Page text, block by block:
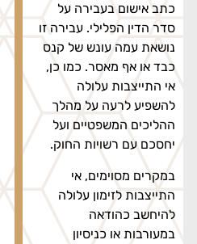
כתב אישום בעבירה על
סדר הדין הפלילי. עבירה זו
נושאת עמה עונש של קנס
כבד או אף מאסר. כמו כן,
אי התייצבות עלולה
להשפיע לרעה על מהלך
ההליכים המשפטיים ועל
יחסכם עם רשויות החוק.
במקרים מסוימים, אי
התייצבות לזימון עלולה
להיחשב כהודאה
במעורבות או כניסיון